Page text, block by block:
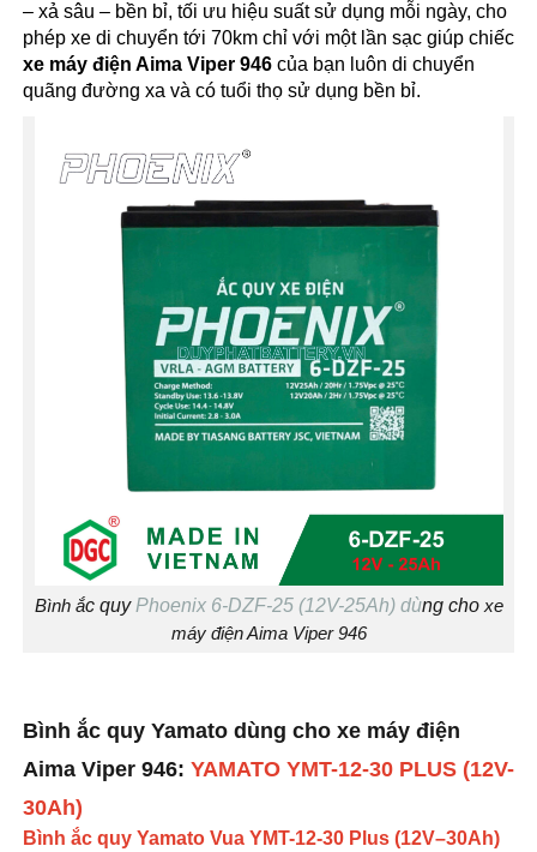
– xả sâu – bền bỉ, tối ưu hiệu suất sử dụng mỗi ngày, cho
phép xe di chuyển tới 70km chỉ với một lần sạc giúp chiếc
xe máy điện Aima Viper 946 của bạn luôn di chuyển
quãng đường xa và có tuổi thọ sử dụng bền bỉ.
Bình ắc quy Phoenix 6-DZF-25 (12V-25Ah) dùng choxe
máy điện Aima Viper 946
Bình ắc quy Yamato dùng cho xe máy điện
Aima Viper 946: YAMATO YMT-12-30 PLUS (12V-
30Ah)
Bình ắc quy Yamato Vua YMT-12-30 Plus (12V–30Ah)